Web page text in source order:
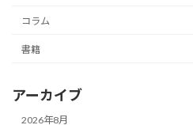
コラム
書籍
アーカイブ
2026年8月